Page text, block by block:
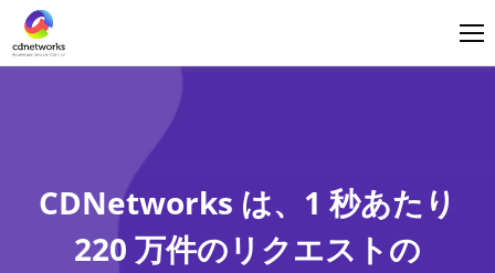
CDNetworks は、1 秒あたり
220 万件のリクエストの